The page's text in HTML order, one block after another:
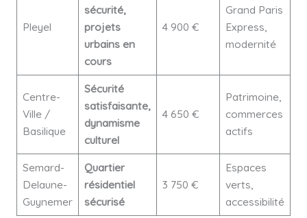
Pleyel
sécurité,
projets
urbains en
cours
4 900 €
Grand Paris
Express,
modernité
Centre-
Ville /
Basilique
Sécurité
satisfaisante,
dynamisme
culturel
4 650 €
Patrimoine,
commerces
actifs
Semard-
Delaune-
Guynemer
Quartier
résidentiel
sécurisé
3 750 €
Espaces
verts,
accessibilité